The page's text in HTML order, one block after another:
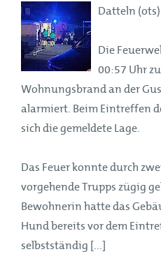
Datteln
Die
00:57 Uhr
Wohnungsbrand an der
alarmiert. Beim Eintreffen
sich die gemeldete Lage.
Das Feuer konnte durch
vorgehende Trupps zügig
Bewohnerin hatte das
Hund bereits vor dem
selbstständig [...]